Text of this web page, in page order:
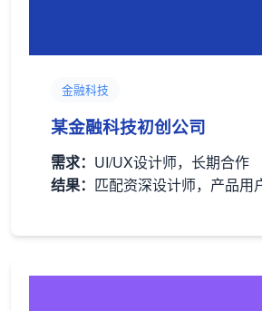
金融科技
某金融科技初创公司
需求： UI/UX设计师，长期合作
结果： 匹配资深设计师，产品用